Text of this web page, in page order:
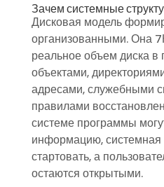
Зачем системные
Дисковая модель
организованными. Она
реальное объем диска в
объектами,
адресами, служебными
правилами
системе программы
информацию, системная
стартовать, а
остаются открытыми.